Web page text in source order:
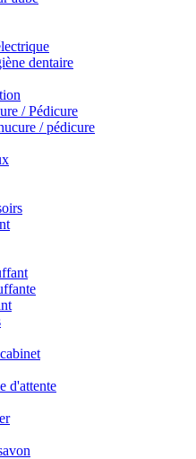
dentaire
/ Pédicure
/ pédicure
d'attente